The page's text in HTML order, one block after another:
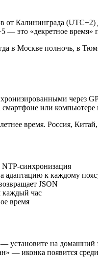
от Калининграда
это «декретное время»
в Москве полночь, в
через
или компьютере
летнее время. Россия,
синхронизация
адаптацию к каждому
JSON
каждый час
время
установите на
— иконка появится